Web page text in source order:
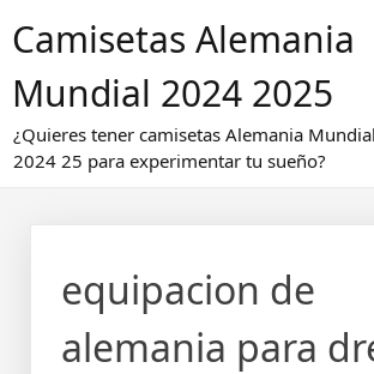
alCamisetas Alemania
Mundial 2024 2025
¿Quieres tener camisetas Alemania Mundial
2024 25 para experimentar tu sueño?
equipacion de
alemania para